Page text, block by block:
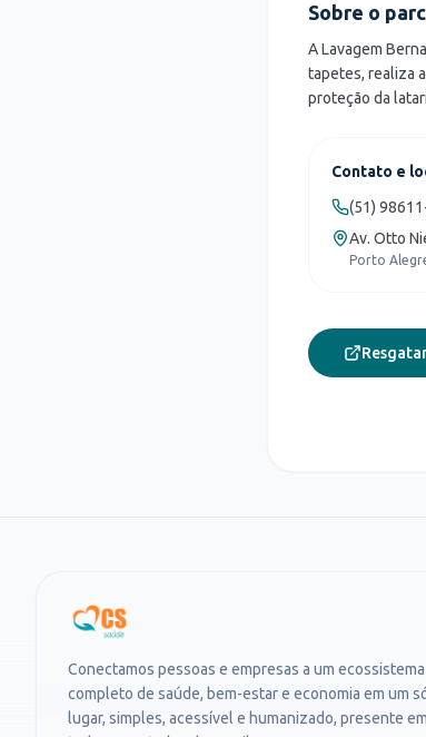
Sobre o
A Lavagem
tapetes, realiza
proteção da
Contato e
(51)
Av. Otto
Porto
Conectamos pessoas e empresas a um ecossistema
completo de saúde, bem-estar e economia em um
lugar, simples, acessível e humanizado, presente em